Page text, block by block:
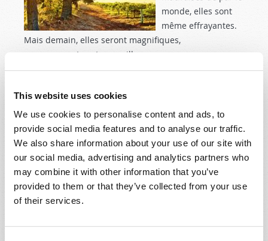
This website uses cookies
We use cookies to personalise content and ads, to
provide social media features and to analyse our traffic.
We also share information about your use of our site with
our social media, advertising and analytics partners who
may combine it with other information that you’ve
provided to them or that they’ve collected from your use
of their services.
monde, elles sont
même ef­frayantes.
Mais demain, elles seront ma­gnifiques,
encourageantes et merveil­leuses.